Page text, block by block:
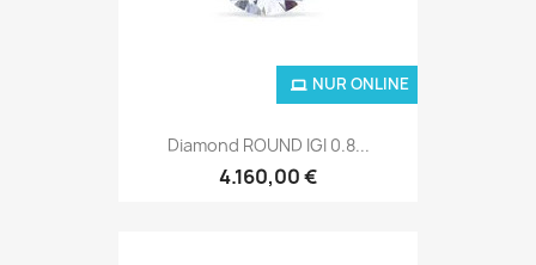
Diamond ROUND IGI 0.8...
4.160,00 €
NUR ONLINE